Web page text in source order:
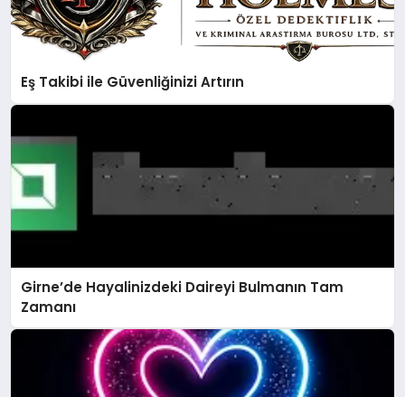
Eş Takibi ile Güvenliğinizi Artırın
Girne’de Hayalinizdeki Daireyi Bulmanın Tam
Zamanı